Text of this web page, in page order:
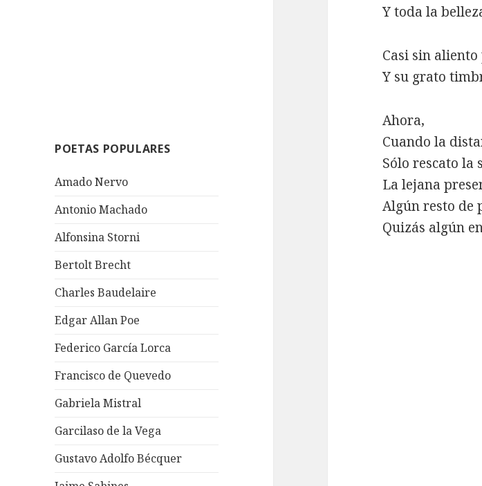
POETAS POPULARES
Amado Nervo
Antonio Machado
Alfonsina Storni
Bertolt Brecht
Charles Baudelaire
Edgar Allan Poe
Federico García Lorca
Francisco de Quevedo
Gabriela Mistral
Garcilaso de la Vega
Gustavo Adolfo Bécquer
Y toda la
Casi sin
Y su grato
Ahora,
Cuando la
Sólo rescato la
La lejana
Algún resto de
Quizás algún